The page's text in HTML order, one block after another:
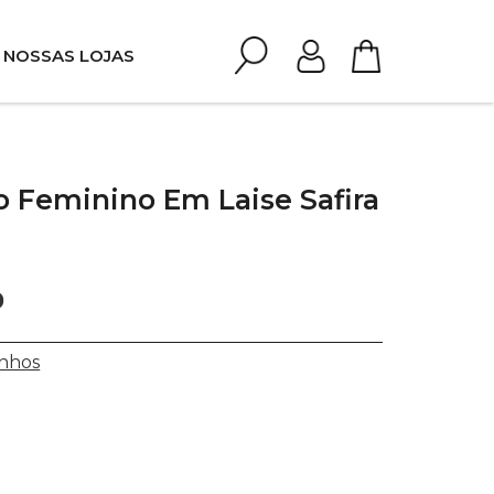
NOSSAS LOJAS
Feminino Em Laise Safira